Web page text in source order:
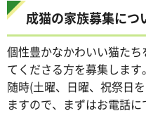
成猫の家族募集につ
個性豊かなかわいい猫た
てくださる方を募集します。
随時(土曜、日曜、祝祭日
ますので、まずはお電話に